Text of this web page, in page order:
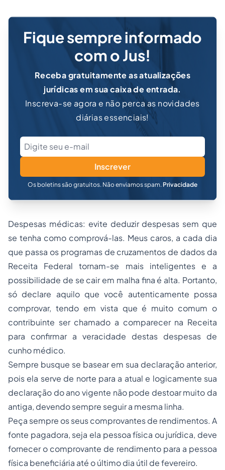
Fique sempre informado
com o Jus!
Receba gratuitamente as atualizações
jurídicas em sua caixa de entrada.
Inscreva-se agora e não perca as novidades
diárias essenciais!
Inscrever
Os boletins são gratuitos. Não enviamos spam. Privacidade
Despesas médicas: evite deduzir despesas sem que
se tenha como comprová-las. Meus caros, a cada dia
que passa os programas de cruzamentos de dados da
Receita Federal tornam-se mais inteligentes e a
possibilidade de se cair em malha fina é alta. Portanto,
só declare aquilo que você autenticamente possa
comprovar, tendo em vista que é muito comum o
contribuinte ser chamado a comparecer na Receita
para confirmar a veracidade destas despesas de
cunho médico.
Sempre busque se basear em sua declaração anterior,
pois ela serve de norte para a atual e logicamente sua
declaração do ano vigente não pode destoar muito da
antiga, devendo sempre seguir a mesma linha.
Peça sempre os seus comprovantes de rendimentos. A
fonte pagadora, seja ela pessoa física ou jurídica, deve
fornecer o comprovante de rendimento para a pessoa
física beneficiária até o último dia útil de fevereiro.